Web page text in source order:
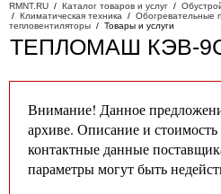
RMNT.RU / Каталог товаров и услуг /
/ Климатическая техника / Обогревательные
тепловентиляторы / Товары и услуги
ТЕПЛОМАШ КЭВ-
Внимание! Данное
архиве. Описание и стоимость
контактные данные
параметры могут быть